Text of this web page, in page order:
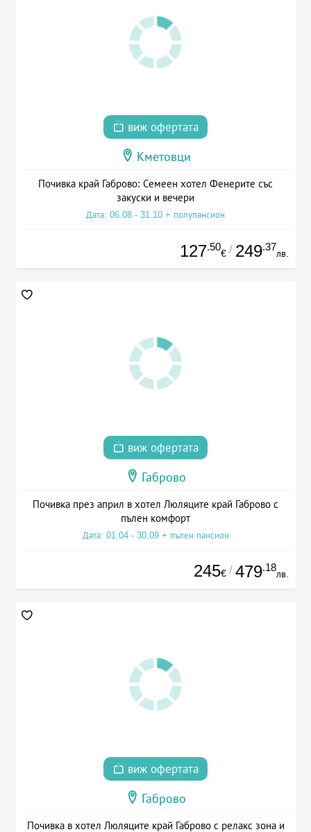
виж офертата
Кметовци
Почивка край Габрово: Семеен хотел Фенерите със
закуски и вечери
Дата: 06.08 - 31.10 + полупансион
127.50
€ / 249.37
лв.
виж офертата
Габрово
Почивка през април в хотел Люляците край Габрово с
пълен комфорт
Дата: 01.04 - 30.09 + пълен пансион
245€ / 479.18
лв.
виж офертата
Габрово
Почивка в хотел Люляците край Габрово с релакс зона и